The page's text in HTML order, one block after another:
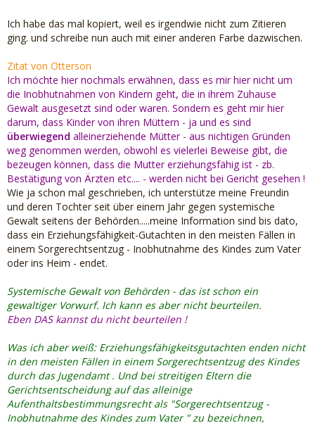
Gerichtsentscheidung auf das alleinige
Aufenthaltsbestimmungsrecht als "Sorgerechtsentzug -
Inobhutnahme des Kindes zum Vater " zu bezeichnen,
Finger darzustellen, mag im Einzelfall seine Berechtigung
haben, aber das pauschal zu sehen, empfinde ich als
schwierig und verletzend für die Väter.
Das ist ein großes Geschäft. Schon mal gelesen, wie viel
Geld Heime bzw. Pflegeeltern für ein Pflegekind bekommen?
Mir ist neu, dass man mit dem Dasein als Pflegeeltern sich
die Goldgrube erschließt. Was Pflegeeltern leisten müssen,
ist sicherlich nicht gut bezahlt mit der Kopfpauschale. Das
große Geschäft bei kinderheimen empfinde ich auch als
einen üblen Vorwurf und kann ich bei den nicht wenigen
Heimen, die ich näher kenne, wirklich nicht auch nur im
Ansatz bestätigen.
Auch das Gutachter vom Familiengericht abhängig sind, weil
sie über die Gutachten über 50% ihrer Einnahmen
beziehen. So ein Gutachten kostet ca. - 6000,-- , wenn sie
also etwas gegen die Sichtweise des Richters schreiben,
dann sind sie ihren Job dort los.
Familienrechtsgutachten kosten je nach beauftragtem
Aufwand zwischen 2000,- und bis 20.000,- Euro und können
natürlich gerade bei großen Gutachten einen ganzen Teil
der Jahresarbeitszeit eines Gutachters und damit auch
seines Einkommens bedeuten. Ob Gutachter "gegen die
Sichtweise" des Richters schreiben können oder ein
Ich habe das mal kopiert, weil es irgendwie nicht zum Zitieren
ging. und schreibe nun auch mit einer anderen Farbe dazwischen.
Zitat von Otterson
Ich möchte hier nochmals erwähnen, dass es mir hier nicht um
die Inobhutnahmen von Kindern geht, die in ihrem Zuhause
Gewalt ausgesetzt sind oder waren. Sondern es geht mir hier
darum, dass Kinder von ihren Müttern - ja und es sind
überwiegend alleinerziehende Mütter - aus nichtigen Gründen
weg genommen werden, obwohl es vielerlei Beweise gibt, die
bezeugen können, dass die Mutter erziehungsfähig ist - zb.
Bestätigung von Ärzten etc.... - werden nicht bei Gericht gesehen !
Wie ja schon mal geschrieben, ich unterstütze meine Freundin
und deren Tochter seit über einem Jahr gegen systemische
Gewalt seitens der Behörden.....meine Information sind bis dato,
dass ein Erziehungsfähigkeit-Gutachten in den meisten Fällen in
einem Sorgerechtsentzug - Inobhutnahme des Kindes zum Vater
oder ins Heim - endet.
Systemische Gewalt von Behörden - das ist schon ein
gewaltiger Vorwurf. Ich kann es aber nicht beurteilen.
Eben DAS kannst du nicht beurteilen !
Was ich aber weiß: Erziehungsfähigkeitsgutachten enden nicht
in den meisten Fällen in einem Sorgerechtsentzug des Kindes
durch das Jugendamt . Und bei streitigen Eltern die
Gerichtsentscheidung auf das alleinige
Aufenthaltsbestimmungsrecht als "Sorgerechtsentzug -
Inobhutnahme des Kindes zum Vater " zu bezeichnen,